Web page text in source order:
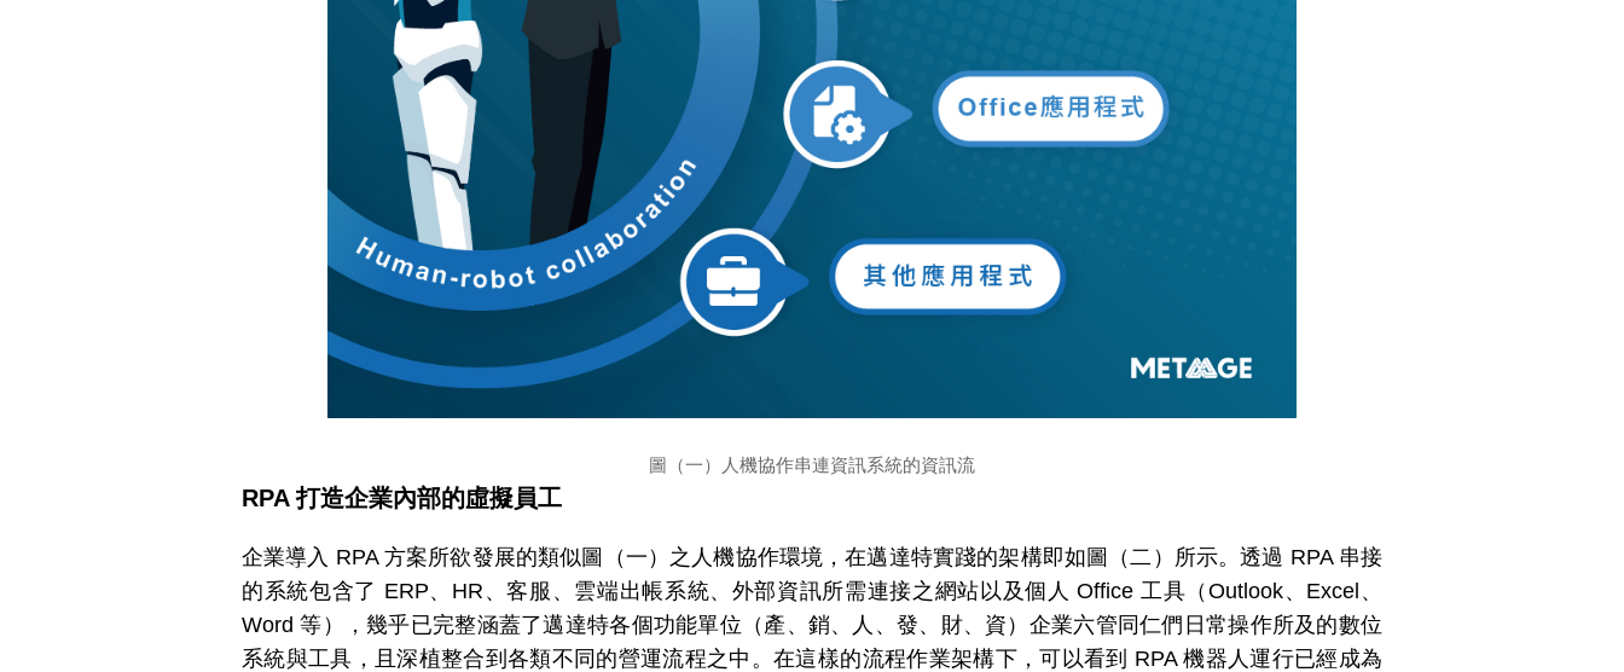
圖（一）人機協作串連資訊系統的資訊流
RPA 打造企業內部的虛擬員工
企業導入 RPA 方案所欲發展的類似圖（一）之人機協作環境，在邁達特實踐的架構即如圖（二）所示。透過 RPA 串接
的系統包含了 ERP、HR、客服、雲端出帳系統、外部資訊所需連接之網站以及個人 Office 工具（Outlook、Excel、
Word 等），幾乎已完整涵蓋了邁達特各個功能單位（產、銷、人、發、財、資）企業六管同仁們日常操作所及的數位
系統與工具，且深植整合到各類不同的營運流程之中。在這樣的流程作業架構下，可以看到 RPA 機器人運行已經成為